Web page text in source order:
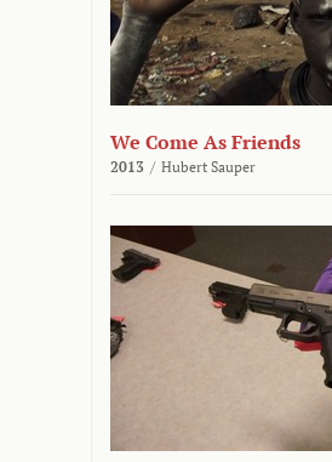
We Come As Friends
2013 / Hubert Sauper